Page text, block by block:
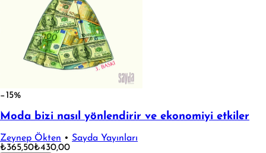
−15%
Moda bizi nasıl yönlendirir ve ekonomiyi etkiler
Zeynep Ökten • Sayda Yayınları
₺365,50₺430,00